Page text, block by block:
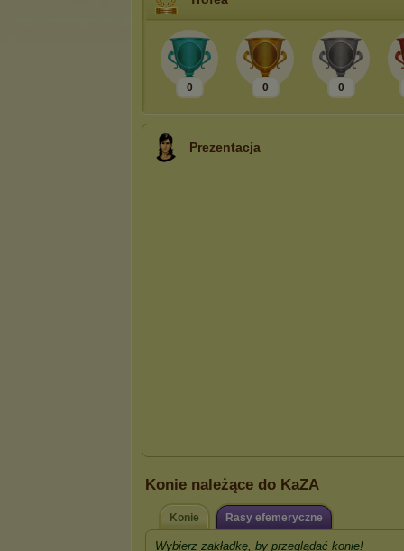
0 0 0
Prezentacja
Konie należące do KaZA
Konie Rasy efemeryczne
Wybierz zakładkę, by przeglądać konie!